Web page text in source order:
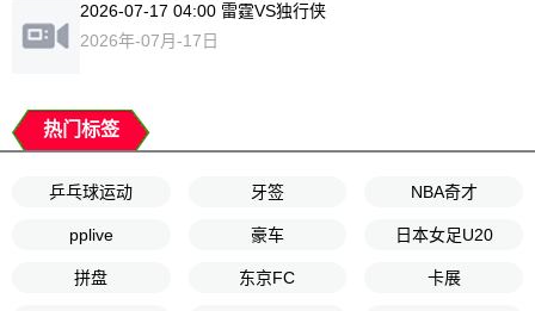
2026-07-17 04:00 雷霆VS独行侠
2026年-07月-17日
热门标签
乒乓球运动 牙签 NBA奇才
pplive 豪车 日本女足U20
拼盘 东京FC 卡展